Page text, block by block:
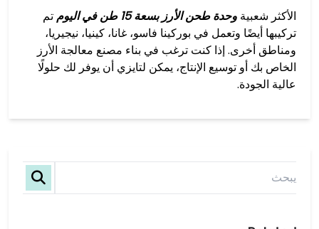
الأكثر شعبية وحدة طحن الأرز بسعة 15 طن في اليوم
تم
تركيبها أيضًا وتعمل في بوركينا فاسو، غانا، كينيا، نيجيريا،
ومناطق أخرى. إذا كنت ترغب في بناء مصنع معالجة الأرز
الخاص بك أو توسيع الإنتاج، يمكن لتايزي أن يوفر لك حلولًا
عالية الجودة.